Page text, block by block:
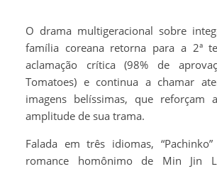
O drama multigeracional sobre
família coreana retorna para a 2ª
aclamação crítica (98% de
Tomatoes) e continua a chamar
imagens belíssimas, que reforçam
amplitude de sua trama.
Falada em três idiomas,
romance homônimo de Min Jin